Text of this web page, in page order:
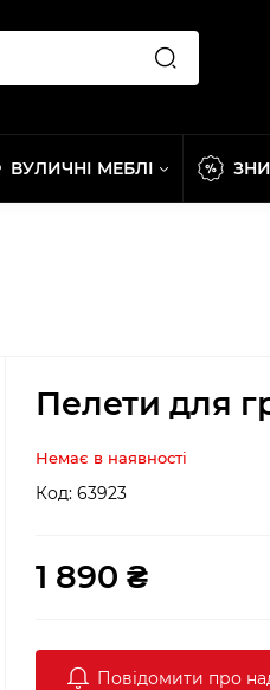
ВУЛИЧНІ МЕБЛІ
Пелети для
Немає в наявності
Код: 63923
1 890 ₴
Повідомити про